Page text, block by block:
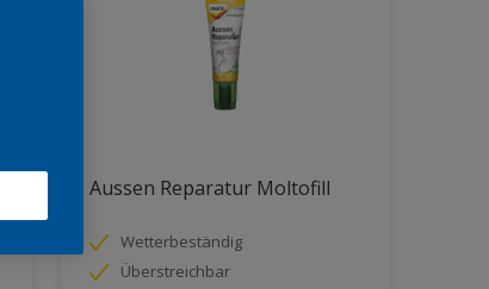
Aussen Reparatur Moltofill
Wetterbeständig
Überstreichbar